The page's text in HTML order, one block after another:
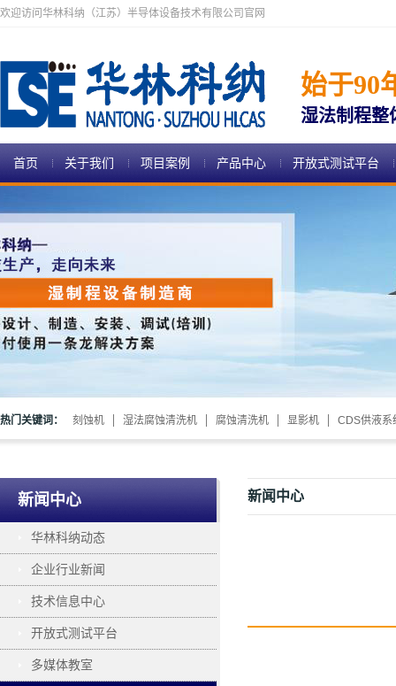
欢迎访问华林科纳（江苏）半导体设备技术有限公司官网
始于90
湿法制程整
首页 关于我们 项目案例 产品中心 开放式测试平台
热门关键词： 刻蚀机 湿法腐蚀清洗机 腐蚀清洗机 显影机 CDS供液系
新闻中心
华林科纳动态
企业行业新闻
技术信息中心
开放式测试平台
多媒体教室
新闻中心